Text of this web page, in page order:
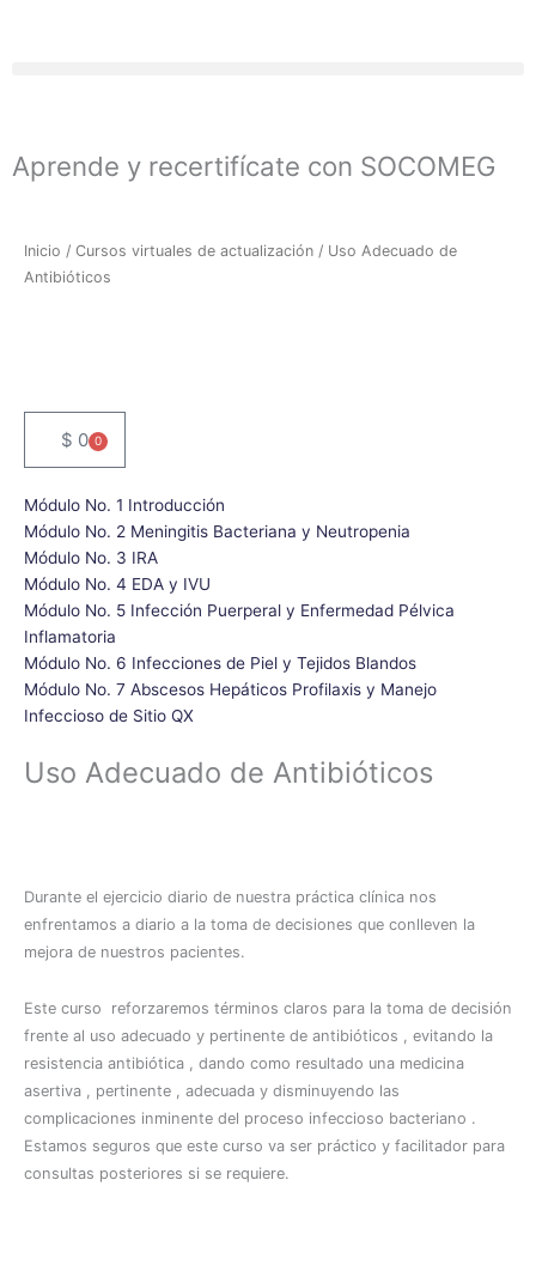
Aprende y recertifícate con SOCOMEG
Inicio / Cursos virtuales de actualización / Uso Adecuado de
Antibióticos
$ 0 0
Cart
Módulo No. 1 Introducción
Módulo No. 2 Meningitis Bacteriana y Neutropenia
Módulo No. 3 IRA
Módulo No. 4 EDA y IVU
Módulo No. 5 Infección Puerperal y Enfermedad Pélvica
Inflamatoria
Módulo No. 6 Infecciones de Piel y Tejidos Blandos
Módulo No. 7 Abscesos Hepáticos Profilaxis y Manejo
Infeccioso de Sitio QX
Uso Adecuado de Antibióticos
Durante el ejercicio diario de nuestra práctica clínica nos
enfrentamos a diario a la toma de decisiones que conlleven la
mejora de nuestros pacientes.
Este curso reforzaremos términos claros para la toma de decisión
frente al uso adecuado y pertinente de antibióticos , evitando la
resistencia antibiótica , dando como resultado una medicina
asertiva , pertinente , adecuada y disminuyendo las
complicaciones inminente del proceso infeccioso bacteriano .
Estamos seguros que este curso va ser práctico y facilitador para
consultas posteriores si se requiere.